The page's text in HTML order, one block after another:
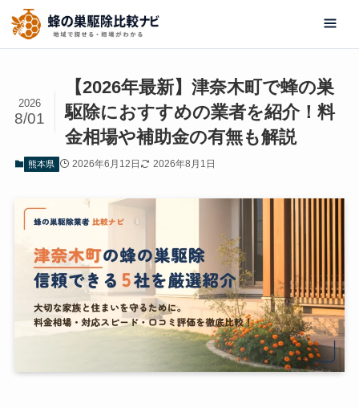
【2026年最新】津奈木町で蜂の巣
駆除におすすめの業者を紹介！料
金相場や補助金の有無も解説
2026
8/01
熊本県 2026年6月12日 2026年8月1日